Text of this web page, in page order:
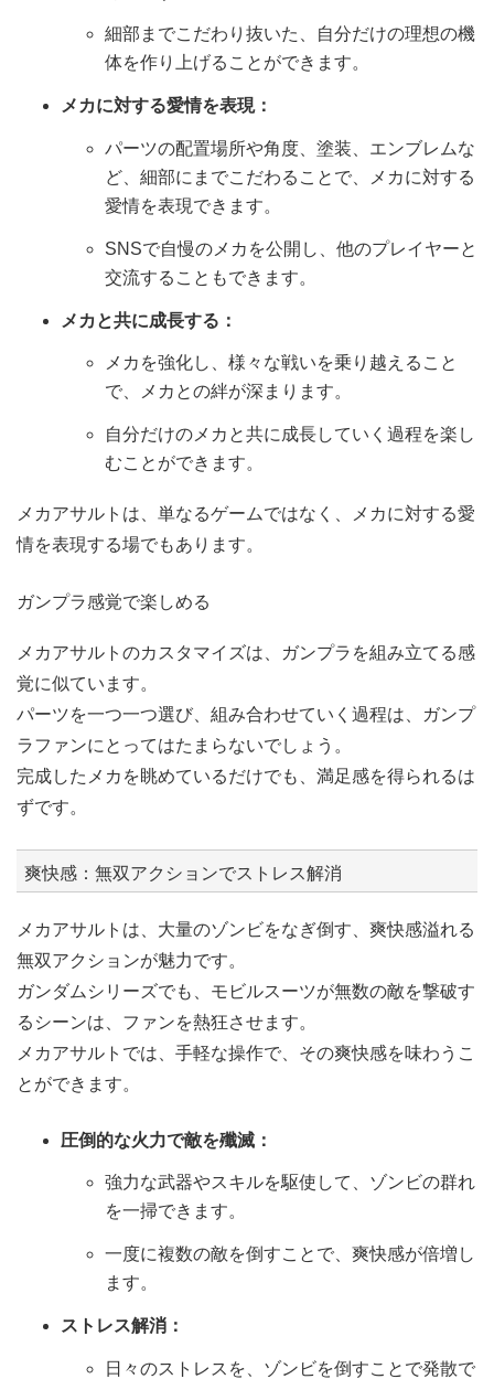
細部までこだわり抜いた、自分だけの理想の機
体を作り上げることができます。
メカに対する愛情を表現：
パーツの配置場所や角度、塗装、エンブレムな
ど、細部にまでこだわることで、メカに対する
愛情を表現できます。
SNSで自慢のメカを公開し、他のプレイヤーと
交流することもできます。
メカと共に成長する：
メカを強化し、様々な戦いを乗り越えること
で、メカとの絆が深まります。
自分だけのメカと共に成長していく過程を楽し
むことができます。
メカアサルトは、単なるゲームではなく、メカに対する愛
情を表現する場でもあります。
ガンプラ感覚で楽しめる
メカアサルトのカスタマイズは、ガンプラを組み立てる感
覚に似ています。
パーツを一つ一つ選び、組み合わせていく過程は、ガンプ
ラファンにとってはたまらないでしょう。
完成したメカを眺めているだけでも、満足感を得られるは
ずです。
爽快感：無双アクションでストレス解消
メカアサルトは、大量のゾンビをなぎ倒す、爽快感溢れる
無双アクションが魅力です。
ガンダムシリーズでも、モビルスーツが無数の敵を撃破す
るシーンは、ファンを熱狂させます。
メカアサルトでは、手軽な操作で、その爽快感を味わうこ
とができます。
圧倒的な火力で敵を殲滅：
強力な武器やスキルを駆使して、ゾンビの群れ
を一掃できます。
一度に複数の敵を倒すことで、爽快感が倍増し
ます。
ストレス解消：
日々のストレスを、ゾンビを倒すことで発散で